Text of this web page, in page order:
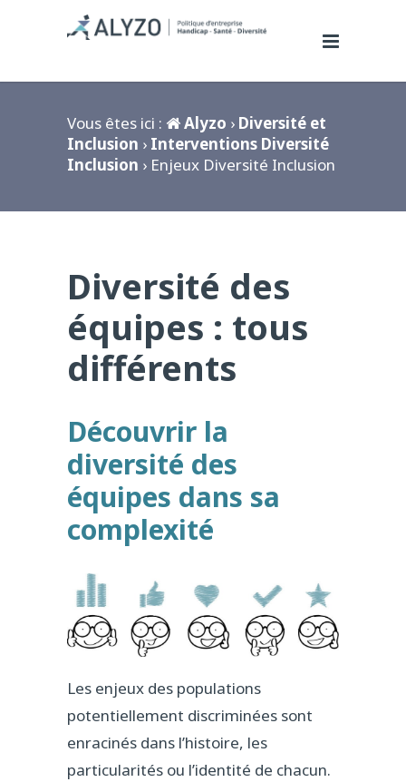
Vous êtes ici : Alyzo › Diversité et
Inclusion › Interventions Diversité
Inclusion › Enjeux Diversité Inclusion
Diversité des
équipes : tous
différents
Découvrir la
diversité des
équipes dans sa
complexité
Les enjeux des populations
potentiellement discriminées sont
enracinés dans l’histoire, les
particularités ou l’identité de chacun.